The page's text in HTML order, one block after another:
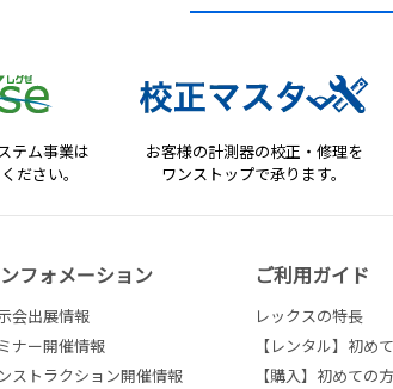
テム事業は
ださい。
お客様の計測器の校正・修理を
ワンストップで承ります。
フォメーション
会出展情報
ナー開催情報
ストラクション開催情報
ご利用ガイド
レックスの特長
【レンタル】初め
【購入】初めての方